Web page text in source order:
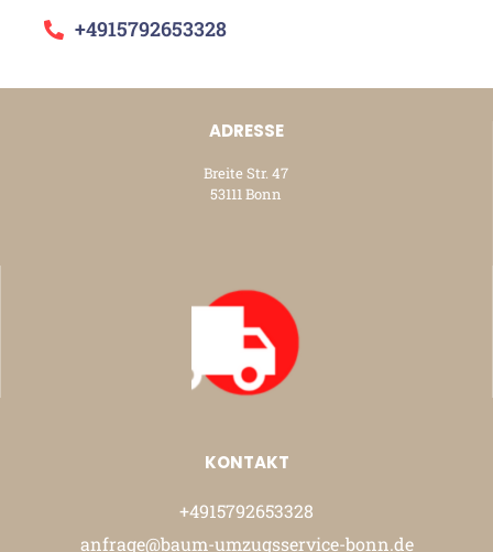
+4915792653328
ADRESSE
Breite Str. 47
53111 Bonn
KONTAKT
+4915792653328
anfrage@baum-umzugsservice-bonn.de